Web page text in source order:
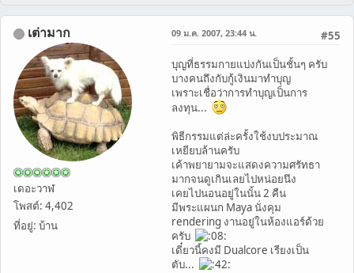
เต่ามาก
เดอะวาฬ
โพสต์: 4,402
ที่อยู่: บ้าน
#55
09 ม.ค. 2007, 23:44 น.
บุญที่ธรรมกายแบ่งกันเป็นชั้นๆ ครับ
บางคนถึงกับกู้เงินมาทำบุญ
เพราะเชื่อว่าการทำบุญเป็นการ
ลงทุน...
พิธีกรรมแต่ล่ะครั้งใช้งบประมาณ
เหยียบล้านครับ
เค้าพยายามจะแสดงความศรัทธา
มากจนดูเกินเลยไปหน่อยนึง
เคยไปนอนอยู่ในนั้น 2 คืน
มีพระแผนก Maya นั่งคุม
rendering งานอยู่ในห้องแอร์ด้วย
ครับ
เดี๋ยวนี้คงมี Dualcore เรียงเป็น
ตับ...